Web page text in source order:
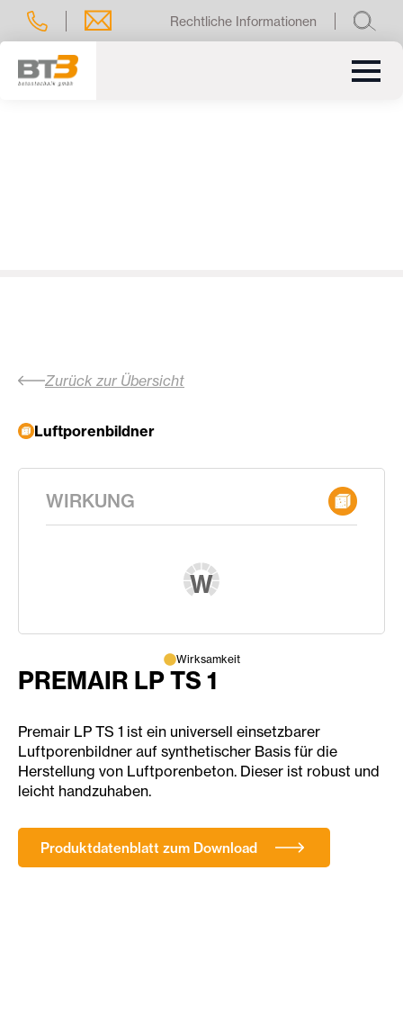
Rechtliche Informationen
Zurück zur Übersicht
Luftporenbildner
WIRKUNG
W
Wirksamkeit
PREMAIR LP TS 1
Premair LP TS 1 ist ein universell einsetzbarer
Luftporenbildner auf synthetischer Basis für die
Herstellung von Luftporenbeton. Dieser ist robust und
leicht handzuhaben.
Produktdatenblatt zum Download